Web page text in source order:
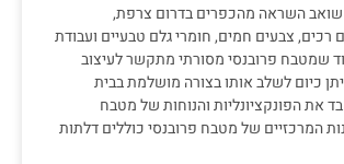
שואב השראה מהכפרים בדרום צרפת,
רכים, צבעים חמים, חומרי גלם טבעיים ועבודת
שמטבח פרובנסי מסורתי מתקשר לעיצוב
כיום לשלב אותו בצורה מושלמת בבית
את הפונקציונליות והנוחות של מטבח
המרכזיים של מטבח פרובנסי כוללים דלתות